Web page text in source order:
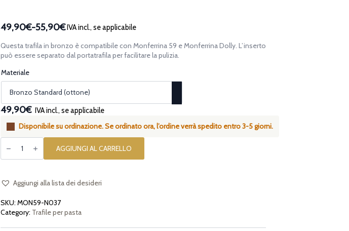
49,90€-55,90€
Fascia
di
prezzo:
49,90€
IVA incl., se applicabile
Questa trafila in bronzo è compatibile con Monferrina 59 e Monferrina Dolly. L’inserto
può essere separato dal portatrafila per facilitare la pulizia.
Materiale
49,90€ IVA incl., se applicabile
Disponibile su ordinazione. Se ordinato ora, l’ordine verrà spedito entro 3-5 giorni.
Trafila
assemblata
bronzo
compatibile
59
e
Monferrina
Dolly
AGGIUNGI AL CARRELLO
Aggiungi alla lista dei desideri
SKU: MON59-N037
Category: Trafile per pasta